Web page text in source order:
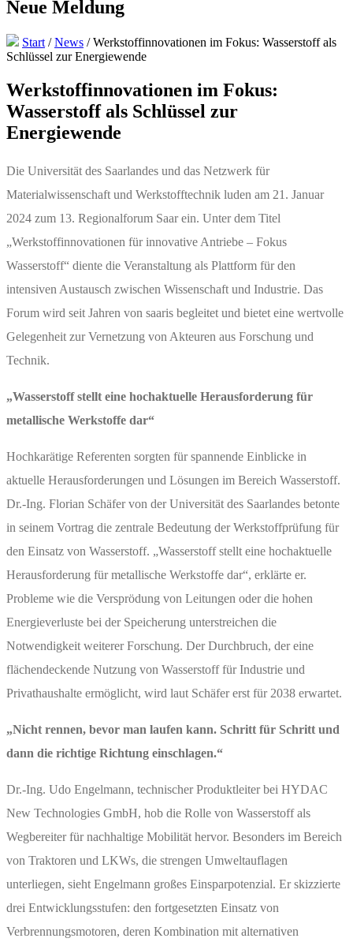
Neue Meldung
Start /News /Werkstoffinnovationen im Fokus: Wasserstoff als
Schlüssel zur Energiewende
Werkstoffinnovationen im Fokus:
Wasserstoff als Schlüssel zur
Energiewende
Die Universität des Saarlandes und das Netzwerk für
Materialwissenschaft und Werkstofftechnik luden am 21. Januar
2024 zum 13. Regionalforum Saar ein. Unter dem Titel
„Werkstoffinnovationen für innovative Antriebe – Fokus
Wasserstoff“ diente die Veranstaltung als Plattform für den
intensiven Austausch zwischen Wissenschaft und Industrie. Das
Forum wird seit Jahren von saaris begleitet und bietet eine wertvolle
Gelegenheit zur Vernetzung von Akteuren aus Forschung und
Technik.
„Wasserstoff stellt eine hochaktuelle Herausforderung für
metallische Werkstoffe dar“
Hochkarätige Referenten sorgten für spannende Einblicke in
aktuelle Herausforderungen und Lösungen im Bereich Wasserstoff.
Dr.-Ing. Florian Schäfer von der Universität des Saarlandes betonte
in seinem Vortrag die zentrale Bedeutung der Werkstoffprüfung für
den Einsatz von Wasserstoff. „Wasserstoff stellt eine hochaktuelle
Herausforderung für metallische Werkstoffe dar“, erklärte er.
Probleme wie die Versprödung von Leitungen oder die hohen
Energieverluste bei der Speicherung unterstreichen die
Notwendigkeit weiterer Forschung. Der Durchbruch, der eine
flächendeckende Nutzung von Wasserstoff für Industrie und
Privathaushalte ermöglicht, wird laut Schäfer erst für 2038 erwartet.
„Nicht rennen, bevor man laufen kann. Schritt für Schritt und
dann die richtige Richtung einschlagen.“
Dr.-Ing. Udo Engelmann, technischer Produktleiter bei HYDAC
New Technologies GmbH, hob die Rolle von Wasserstoff als
Wegbereiter für nachhaltige Mobilität hervor. Besonders im Bereich
von Traktoren und LKWs, die strengen Umweltauflagen
unterliegen, sieht Engelmann großes Einsparpotenzial. Er skizzierte
drei Entwicklungsstufen: den fortgesetzten Einsatz von
Verbrennungsmotoren, deren Kombination mit alternativen